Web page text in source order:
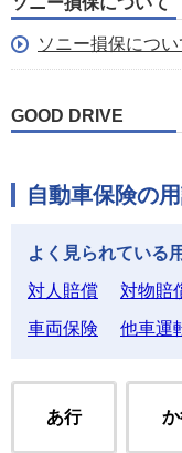
ソニー損保につい
GOOD DRIVE
自動車保険の
よく見られている
対人賠償
対物賠
車両保険
他車運
あ行